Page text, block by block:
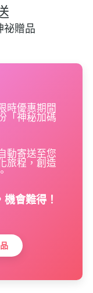
祕贈品
時優惠期間
「神秘加碼
動寄送至您
旅程，創造
會難得！